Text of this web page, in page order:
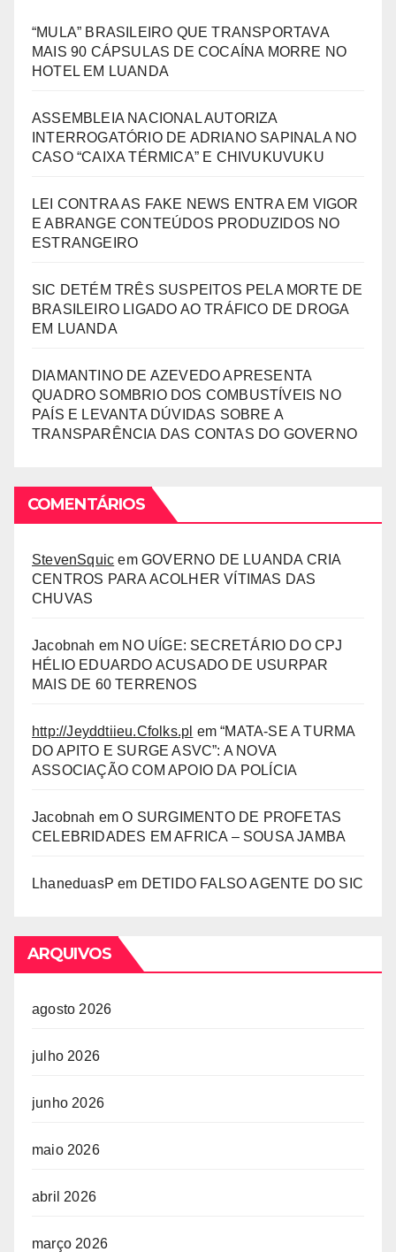
“MULA” BRASILEIRO QUE TRANSPORTAVA
MAIS 90 CÁPSULAS DE COCAÍNA MORRE NO
HOTEL EM LUANDA
ASSEMBLEIA NACIONAL AUTORIZA
INTERROGATÓRIO DE ADRIANO SAPINALA NO
CASO “CAIXA TÉRMICA” E CHIVUKUVUKU
LEI CONTRA AS FAKE NEWS ENTRA EM VIGOR
E ABRANGE CONTEÚDOS PRODUZIDOS NO
ESTRANGEIRO
SIC DETÉM TRÊS SUSPEITOS PELA MORTE DE
BRASILEIRO LIGADO AO TRÁFICO DE DROGA
EM LUANDA
DIAMANTINO DE AZEVEDO APRESENTA
QUADRO SOMBRIO DOS COMBUSTÍVEIS NO
PAÍS E LEVANTA DÚVIDAS SOBRE A
TRANSPARÊNCIA DAS CONTAS DO GOVERNO
COMENTÁRIOS
StevenSquic emGOVERNO DE LUANDA CRIA
CENTROS PARA ACOLHER VÍTIMAS DAS
CHUVAS
Jacobnah em NO UÍGE: SECRETÁRIO DO CPJ
HÉLIO EDUARDO ACUSADO DE USURPAR
MAIS DE 60 TERRENOS
http://Jeyddtiieu.Cfolks.pl em“MATA-SE A TURMA
DO APITO E SURGE ASVC”: A NOVA
ASSOCIAÇÃO COM APOIO DA POLÍCIA
Jacobnah emO SURGIMENTO DE PROFETAS
CELEBRIDADES EM AFRICA – SOUSA JAMBA
LhaneduasP em DETIDO FALSO AGENTE DO SIC
ARQUIVOS
agosto 2026
julho 2026
junho 2026
maio 2026
abril 2026
março 2026